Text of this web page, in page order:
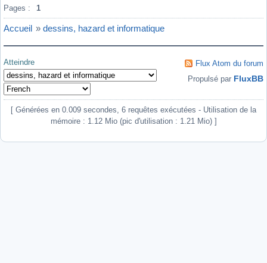
Pages : 1
Accueil » dessins, hazard et informatique
Atteindre
Flux Atom du forum
Propulsé par FluxBB
[ Générées en 0.009 secondes, 6 requêtes exécutées - Utilisation de la
mémoire : 1.12 Mio (pic d'utilisation : 1.21 Mio) ]